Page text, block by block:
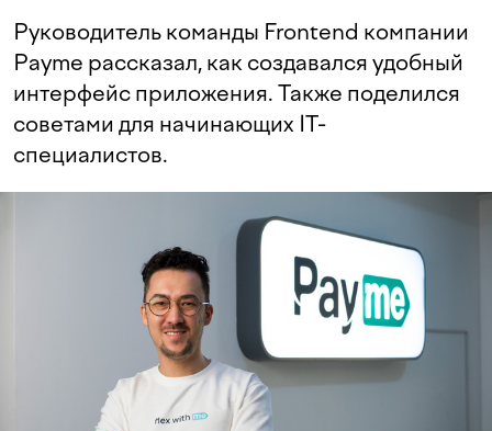
Руководитель команды Frontend компании
Payme рассказал, как создавался удобный
интерфейс приложения. Также поделился
советами для начинающих IT-
специалистов.